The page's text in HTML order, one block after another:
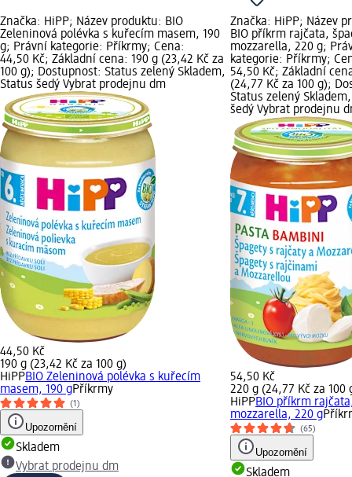
Značka: HiPP; Název produktu: BIO
Zeleninová polévka s kuřecím masem, 190
g; Právní kategorie: Příkrmy; Cena:
44,50 Kč; Základní cena: 190 g (23,42 Kč za
100 g); Dostupnost: Status zelený Skladem,
Status šedý Vybrat prodejnu dm
44,50 Kč
190 g (23,42 Kč za 100 g)
HiPPBIO Zeleninová polévka s kuřecím
masem, 190 gPříkrmy
(1)
Upozornění
Skladem
Vybrat prodejnu dm
Značka: HiPP; Název
BIO příkrm rajčata,
mozzarella, 220 g;
kategorie: Příkrmy;
54,50 Kč; Základní
(24,77 Kč za 100 g);
Status zelený
šedý Vybrat prodejnu
54,50 Kč
220 g (24,77 Kč za 100
HiPPBIO příkrm
mozzarella, 220 g
(65)
Upozornění
Skladem